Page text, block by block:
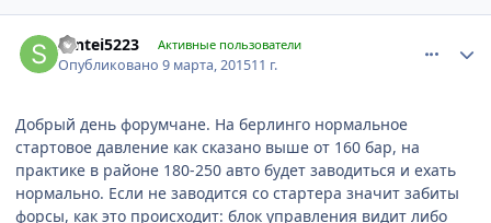
santei5223 Активные пользователи
Опубликовано9 марта, 201511 г.
Добрый день форумчане. На берлинго нормальное
стартовое давление как сказано выше от 160 бар, на
практике в районе 180-250 авто будет заводиться и ехать
нормально. Если не заводится со стартера значит забиты
форсы, как это происходит: блок управления видит либо